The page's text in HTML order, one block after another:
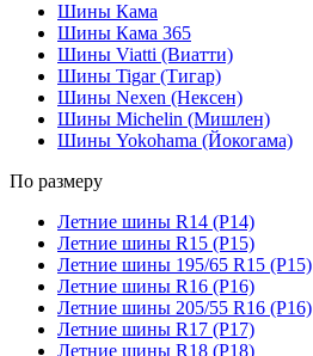
Шины Кама
Шины Кама 365
Шины Viatti (Виатти)
Шины Tigar (Тигар)
Шины Nexen (Нексен)
Шины Michelin (Мишлен)
Шины Yokohama (Йокогама)
По размеру
Летние шины R14 (Р14)
Летние шины R15 (Р15)
Летние шины 195/65 R15 (Р15)
Летние шины R16 (Р16)
Летние шины 205/55 R16 (Р16)
Летние шины R17 (Р17)
Летние шины R18 (Р18)